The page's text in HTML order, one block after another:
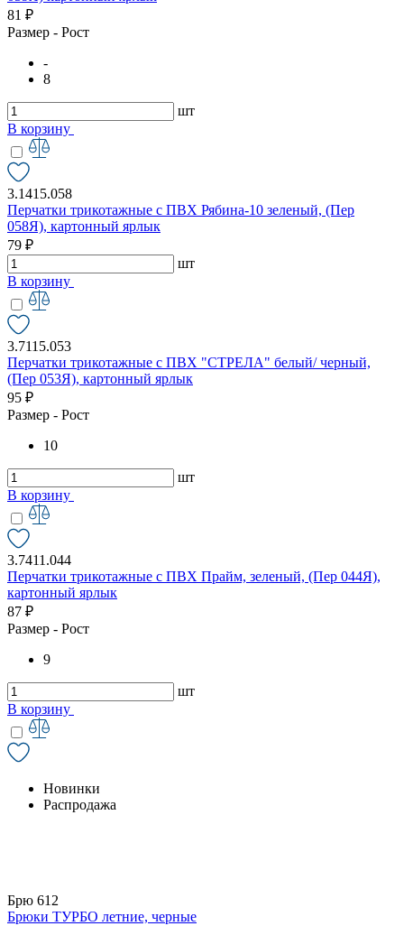
81 ₽
Размер - Рост
-
8
шт
В корзину
3.1415.058
Перчатки трикотажные с ПВХ Рябина-10 зеленый, (Пер
058Я), картонный ярлык
79 ₽
шт
В корзину
3.7115.053
Перчатки трикотажные с ПВХ "СТРЕЛА" белый/ черный,
(Пер 053Я), картонный ярлык
95 ₽
Размер - Рост
10
шт
В корзину
3.7411.044
Перчатки трикотажные с ПВХ Прайм, зеленый, (Пер 044Я),
картонный ярлык
87 ₽
Размер - Рост
9
шт
В корзину
Новинки
Распродажа
Брю 612
Брюки ТУРБО летние, черные